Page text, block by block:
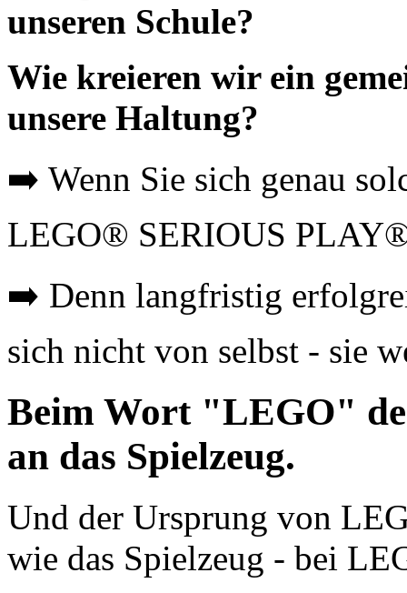
unseren Schule?
Wie kreieren wir ein
unsere Haltung?
➡️ Wenn Sie sich genau
LEGO® SERIOUS
➡️ Denn langfristig
sich nicht von selbst - sie
Beim Wort "LEGO"
an das Spielzeug.
Und der Ursprung von
wie das Spielzeug - bei